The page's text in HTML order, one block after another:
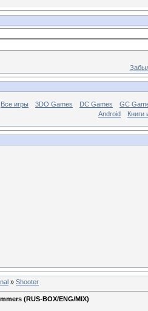
Все игры 3DO Games DC Games
GC
Android
Книги
» Shooter
(RUS-BOX/ENG/MIX)